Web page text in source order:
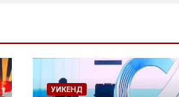
УИКЕНД